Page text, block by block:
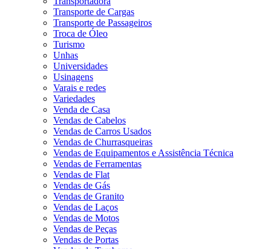
Transporte de Cargas
Transporte de Passageiros
Troca de Óleo
Turismo
Unhas
Universidades
Usinagens
Varais e redes
Variedades
Venda de Casa
Vendas de Cabelos
Vendas de Carros Usados
Vendas de Churrasqueiras
Vendas de Equipamentos e Assistência Técnica
Vendas de Ferramentas
Vendas de Flat
Vendas de Gás
Vendas de Granito
Vendas de Laços
Vendas de Motos
Vendas de Peças
Vendas de Portas